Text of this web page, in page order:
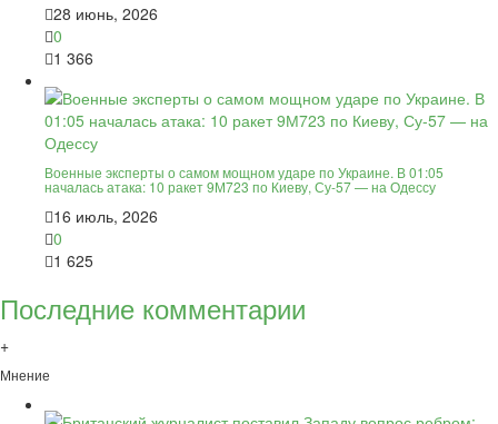
28 июнь, 2026
0
1 366
Военные эксперты о самом мощном ударе по Украине. В 01:05
началась атака: 10 ракет 9М723 по Киеву, Су-57 — на Одессу
16 июль, 2026
0
1 625
Последние комментарии
+
Мнение